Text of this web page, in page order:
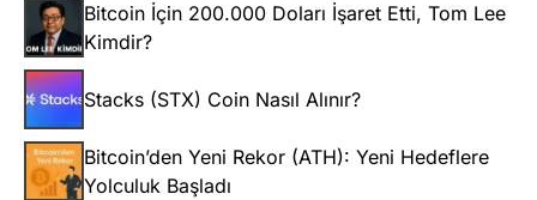
Bitcoin İçin 200.000 Doları İşaret Etti, Tom Lee
Kimdir?
Stacks (STX) Coin Nasıl Alınır?
Bitcoin’den Yeni Rekor (ATH): Yeni Hedeflere
Yolculuk Başladı